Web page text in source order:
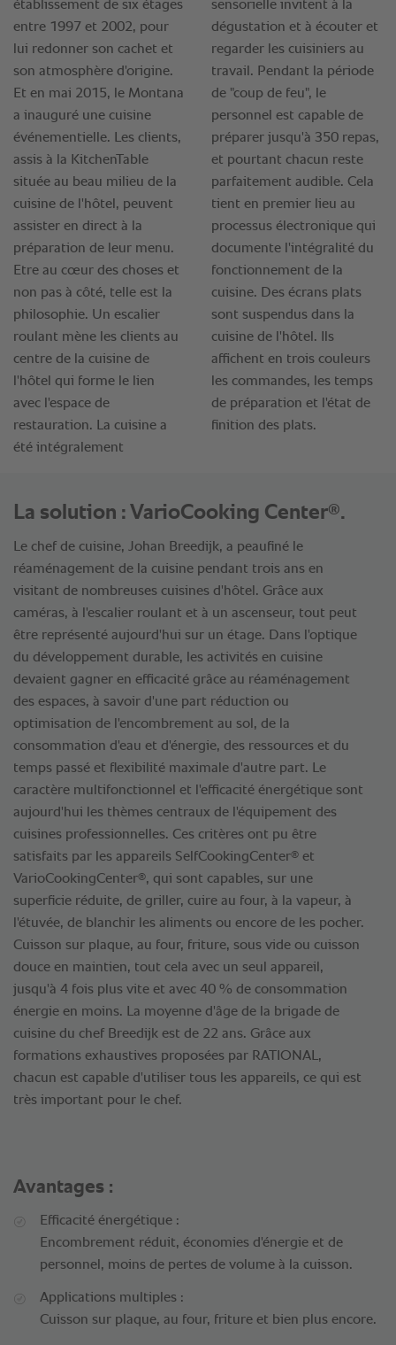
La solution : VarioCooking Center®.
Le chef de cuisine, Johan Breedijk, a peaufiné le
réaménagement de la cuisine pendant trois ans en
visitant de nombreuses cuisines d'hôtel. Grâce aux
caméras, à l'escalier roulant et à un ascenseur, tout peut
être représenté aujourd'hui sur un étage. Dans l'optique
du développement durable, les activités en cuisine
devaient gagner en efficacité grâce au réaménagement
des espaces, à savoir d'une part réduction ou
optimisation de l'encombrement au sol, de la
consommation d'eau et d'énergie, des ressources et du
temps passé et flexibilité maximale d'autre part. Le
caractère multifonctionnel et l'efficacité énergétique sont
aujourd'hui les thèmes centraux de l'équipement des
cuisines professionnelles. Ces critères ont pu être
satisfaits par les appareils SelfCookingCenter® et
VarioCookingCenter®, qui sont capables, sur une
superficie réduite, de griller, cuire au four, à la vapeur, à
l'étuvée, de blanchir les aliments ou encore de les pocher.
Cuisson sur plaque, au four, friture, sous vide ou cuisson
douce en maintien, tout cela avec un seul appareil,
jusqu'à 4 fois plus vite et avec 40 % de consommation
énergie en moins. La moyenne d'âge de la brigade de
cuisine du chef Breedijk est de 22 ans. Grâce aux
formations exhaustives proposées par RATIONAL,
chacun est capable d'utiliser tous les appareils, ce qui est
très important pour le chef.
Avantages :
Efficacité énergétique :
Encombrement réduit, économies d'énergie et de
personnel, moins de pertes de volume à la cuisson.
Applications multiples :
Cuisson sur plaque, au four, friture et bien plus encore.